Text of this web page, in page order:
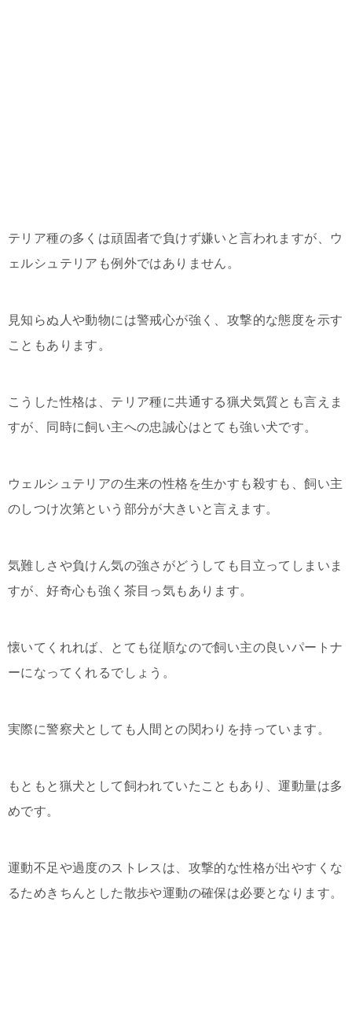
テリア種の多くは頑固者で負けず嫌いと言われますが、ウ
ェルシュテリアも例外ではありません。
見知らぬ人や動物には警戒心が強く、攻撃的な態度を示す
こともあります。
こうした性格は、テリア種に共通する猟犬気質とも言えま
すが、同時に飼い主への忠誠心はとても強い犬です。
ウェルシュテリアの生来の性格を生かすも殺すも、飼い主
のしつけ次第という部分が大きいと言えます。
気難しさや負けん気の強さがどうしても目立ってしまいま
すが、好奇心も強く茶目っ気もあります。
懐いてくれれば、とても従順なので飼い主の良いパートナ
ーになってくれるでしょう。
実際に警察犬としても人間との関わりを持っています。
もともと猟犬として飼われていたこともあり、運動量は多
めです。
運動不足や過度のストレスは、攻撃的な性格が出やすくな
るためきちんとした散歩や運動の確保は必要となります。